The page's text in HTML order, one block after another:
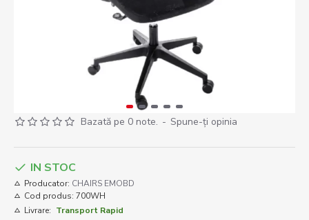
Bazată pe 0 note. - Spune-ţi opinia
IN STOC
Producator: CHAIRS EMOBD
Cod produs: 700WH
Livrare: Transport Rapid